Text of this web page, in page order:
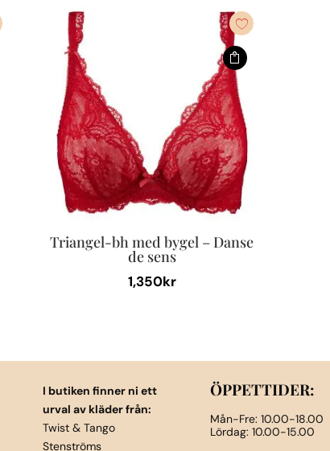
Triangel-bh med bygel – Danse
de sens
1,350kr
har
flera
varianter.
De
olika
I butiken finner ni ett
urval av kläder från:
Twist & Tango
Stenströms
ÖPPETTIDER:
Mån-Fre: 10.00-18.00
Lördag: 10.00-15.00